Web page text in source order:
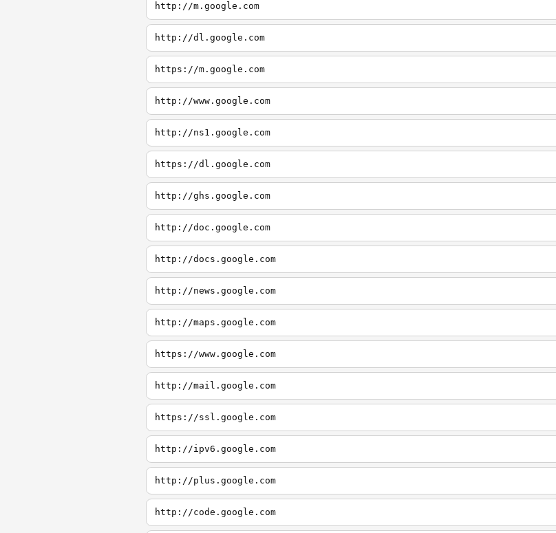
http://m.google.com
http://dl.google.com
https://m.google.com
http://www.google.com
http://ns1.google.com
https://dl.google.com
http://ghs.google.com
http://doc.google.com
http://docs.google.com
http://news.google.com
http://maps.google.com
https://www.google.com
http://mail.google.com
https://ssl.google.com
http://ipv6.google.com
http://plus.google.com
http://code.google.com